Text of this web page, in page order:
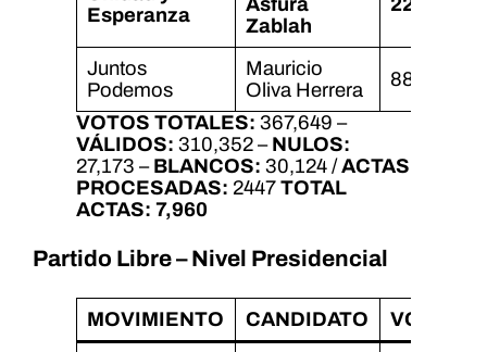
Esperanza
Asfura
Zablah
221,479
Juntos
Podemos
Mauricio
Oliva Herrera
88,873
VOTOS TOTALES: 367,649 –
VÁLIDOS: 310,352 – NULOS:
27,173 – BLANCOS: 30,124 /ACTAS
PROCESADAS: 2447 TOTAL
ACTAS: 7,960
Partido Libre – Nivel Presidencial
MOVIMIENTO CANDIDATO VOTOS